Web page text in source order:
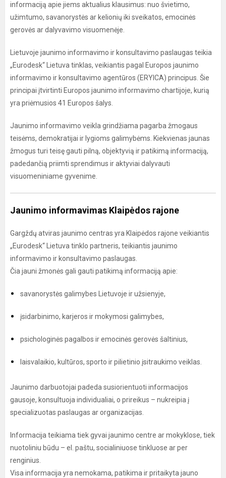
informaciją apie jiems aktualius klausimus: nuo švietimo,
užimtumo, savanorystės ar kelionių iki sveikatos, emocinės
gerovės ar dalyvavimo visuomenėje.
Lietuvoje jaunimo informavimo ir konsultavimo paslaugas teikia
„Eurodesk“ Lietuva tinklas, veikiantis pagal Europos jaunimo
informavimo ir konsultavimo agentūros (ERYICA) principus. Šie
principai įtvirtinti Europos jaunimo informavimo chartijoje, kurią
yra priėmusios 41 Europos šalys.
Jaunimo informavimo veikla grindžiama pagarba žmogaus
teisėms, demokratijai ir lygioms galimybėms. Kiekvienas jaunas
žmogus turi teisę gauti pilną, objektyvią ir patikimą informaciją,
padedančią priimti sprendimus ir aktyviai dalyvauti
visuomeniniame gyvenime.
Jaunimo informavimas Klaipėdos rajone
Gargždų atviras jaunimo centras yra Klaipėdos rajone veikiantis
„Eurodesk“ Lietuva tinklo partneris, teikiantis jaunimo
informavimo ir konsultavimo paslaugas.
Čia jauni žmonės gali gauti patikimą informaciją apie:
savanorystės galimybes Lietuvoje ir užsienyje,
įsidarbinimo, karjeros ir mokymosi galimybes,
psichologinės pagalbos ir emocinės gerovės šaltinius,
laisvalaikio, kultūros, sporto ir pilietinio įsitraukimo veiklas.
Jaunimo darbuotojai padeda susiorientuoti informacijos
gausoje, konsultuoja individualiai, o prireikus – nukreipia į
specializuotas paslaugas ar organizacijas.
Informacija teikiama tiek gyvai jaunimo centre ar mokyklose, tiek
nuotoliniu būdu – el. paštu, socialiniuose tinkluose ar per
renginius.
Visa informacija yra nemokama, patikima ir pritaikyta jauno